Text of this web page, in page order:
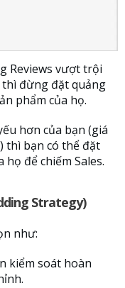
Reviews vượt trội
đừng đặt quảng
phẩm của họ.
hơn của bạn (giá
thì bạn có thể đặt
để chiếm Sales.
Strategy)
như:
kiểm soát hoàn